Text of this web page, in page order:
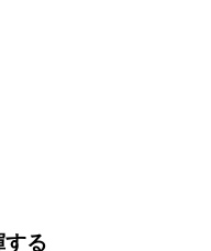
する